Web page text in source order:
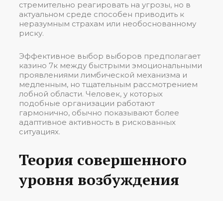
стремительно реагировать на угрозы, но в
актуальном среде способен приводить к
неразумным страхам или необоснованному
риску.
Эффективное выбор выборов предполагает
казино 7к между быстрыми эмоциональными
проявлениями лимбической механизма и
медленным, но тщательным рассмотрением
лобной области. Человек, у которых
подобные организации работают
гармонично, обычно показывают более
адаптивное активность в рискованных
ситуациях.
Теория совершенного
уровня возбуждения